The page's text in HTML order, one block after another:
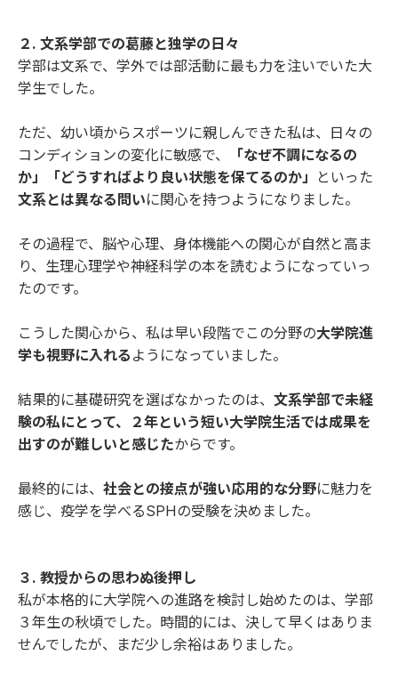
２. 文系学部での葛藤と独学の日々
学部は文系で、学外では部活動に最も力を注いでいた大
学生でした。
ただ、幼い頃からスポーツに親しんできた私は、日々の
コンディションの変化に敏感で、
「なぜ不調になるの
か」「どうすればより良い状態を保てるのか」
といった
文系とは異なる問いに関心を持つようになりました。
その過程で、脳や心理、身体機能への関心が自然と高ま
り、生理心理学や神経科学の本を読むようになっていっ
たのです。
こうした関心から、私は早い段階でこの分野の大学院進
学も視野に入れる ようになっていました。
結果的に基礎研究を選ばなかったのは、 文系学部で未経
験の私にとって、２年という短い大学院生活では成果を
出すのが難しいと感じたからです。
最終的には、 社会との接点が強い応用的な分野に魅力を
感じ、疫学を学べるSPHの受験を決めました。
３. 教授からの思わぬ後押し
私が本格的に大学院への進路を検討し始めたのは、学部
３年生の秋頃でした。時間的には、決して早くはありま
せんでしたが、まだ少し余裕はありました。